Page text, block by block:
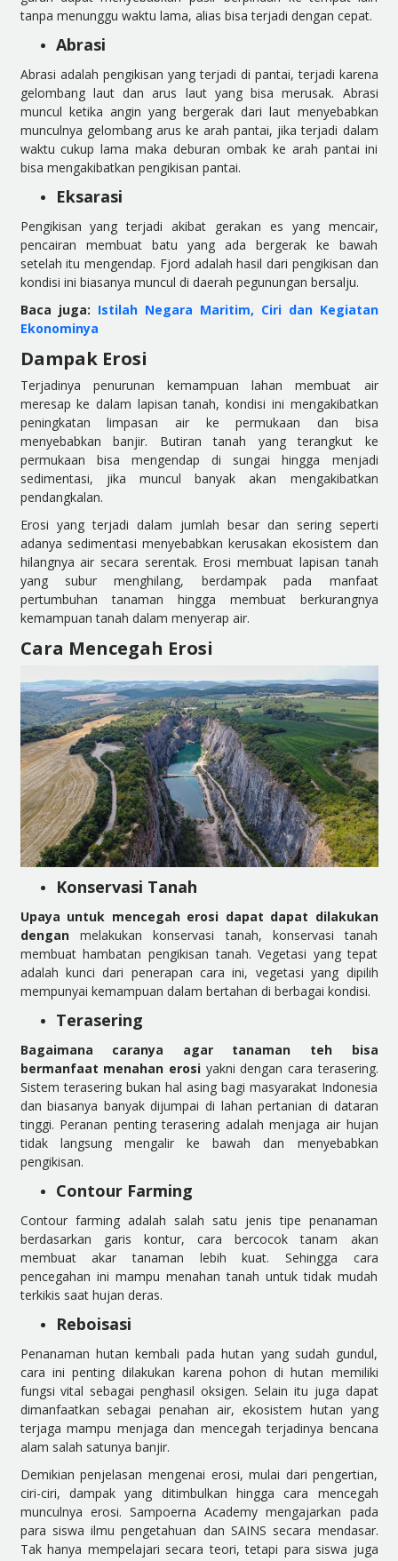
tanpa menunggu waktu lama, alias bisa terjadi dengan cepat.
Abrasi
Abrasi adalah pengikisan yang terjadi di pantai, terjadi karena
gelombang laut dan arus laut yang bisa merusak. Abrasi
muncul ketika angin yang bergerak dari laut menyebabkan
munculnya gelombang arus ke arah pantai, jika terjadi dalam
waktu cukup lama maka deburan ombak ke arah pantai ini
bisa mengakibatkan pengikisan pantai.
Eksarasi
Pengikisan yang terjadi akibat gerakan es yang mencair,
pencairan membuat batu yang ada bergerak ke bawah
setelah itu mengendap. Fjord adalah hasil dari pengikisan dan
kondisi ini biasanya muncul di daerah pegunungan bersalju.
Baca juga: Istilah Negara Maritim, Ciri dan Kegiatan
Ekonominya
Dampak Erosi
Terjadinya penurunan kemampuan lahan membuat air
meresap ke dalam lapisan tanah, kondisi ini mengakibatkan
peningkatan limpasan air ke permukaan dan bisa
menyebabkan banjir. Butiran tanah yang terangkut ke
permukaan bisa mengendap di sungai hingga menjadi
sedimentasi, jika muncul banyak akan mengakibatkan
pendangkalan.
Erosi yang terjadi dalam jumlah besar dan sering seperti
adanya sedimentasi menyebabkan kerusakan ekosistem dan
hilangnya air secara serentak. Erosi membuat lapisan tanah
yang subur menghilang, berdampak pada manfaat
pertumbuhan tanaman hingga membuat berkurangnya
kemampuan tanah dalam menyerap air.
Cara Mencegah Erosi
Konservasi Tanah
Upaya untuk mencegah erosi dapat dapat dilakukan
denganmelakukan konservasi tanah, konservasi tanah
membuat hambatan pengikisan tanah. Vegetasi yang tepat
adalah kunci dari penerapan cara ini, vegetasi yang dipilih
mempunyai kemampuan dalam bertahan di berbagai kondisi.
Terasering
Bagaimana caranya agar tanaman teh bisa
bermanfaat menahan erosi yakni dengan cara terasering.
Sistem terasering bukan hal asing bagi masyarakat Indonesia
dan biasanya banyak dijumpai di lahan pertanian di dataran
tinggi. Peranan penting terasering adalah menjaga air hujan
tidak langsung mengalir ke bawah dan menyebabkan
pengikisan.
Contour Farming
Contour farming adalah salah satu jenis tipe penanaman
berdasarkan garis kontur, cara bercocok tanam akan
membuat akar tanaman lebih kuat. Sehingga cara
pencegahan ini mampu menahan tanah untuk tidak mudah
terkikis saat hujan deras.
Reboisasi
Penanaman hutan kembali pada hutan yang sudah gundul,
cara ini penting dilakukan karena pohon di hutan memiliki
fungsi vital sebagai penghasil oksigen. Selain itu juga dapat
dimanfaatkan sebagai penahan air, ekosistem hutan yang
terjaga mampu menjaga dan mencegah terjadinya bencana
alam salah satunya banjir.
Demikian penjelasan mengenai erosi, mulai dari pengertian,
ciri-ciri, dampak yang ditimbulkan hingga cara mencegah
munculnya erosi. Sampoerna Academy mengajarkan pada
para siswa ilmu pengetahuan dan SAINS secara mendasar.
Tak hanya mempelajari secara teori, tetapi para siswa juga